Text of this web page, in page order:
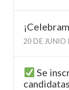
20 DE JUNIO
Se